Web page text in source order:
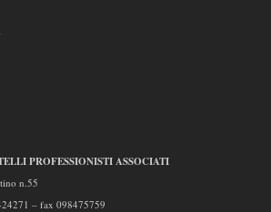
PROFESSIONISTI ASSOCIATI
n.55
– fax 098475759